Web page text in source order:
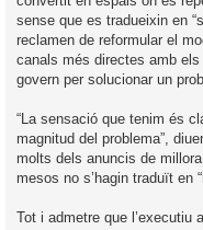
sense que es tradueixin en
reclamen de reformular el
canals més directes amb
govern per solucionar un
“La sensació que tenim és
magnitud del problema”,
molts dels anuncis de
mesos no s’hagin traduït en
Tot i admetre que l’executiu